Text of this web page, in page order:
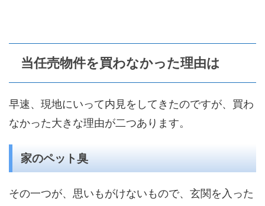
当任売物件を買わなかった理由は
早速、現地にいって内見をしてきたのですが、買わ
なかった大きな理由が二つあります。
家のペット臭
その一つが、思いもがけないもので、玄関を入った